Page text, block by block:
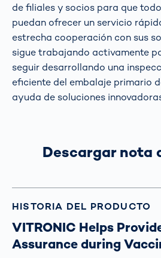
de filiales y socios para que
puedan ofrecer un servicio
estrecha cooperación con sus
sigue trabajando activamente
seguir desarrollando una
eficiente del embalaje primario
ayuda de soluciones
Descargar nota
HISTORIA DEL PRODUCTO
VITRONIC Helps
Assurance during